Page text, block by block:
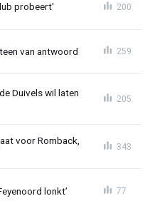
probeert' 200
van antwoord 259
Duivels wil laten
205
voor Romback,
343
lonkt’ 77